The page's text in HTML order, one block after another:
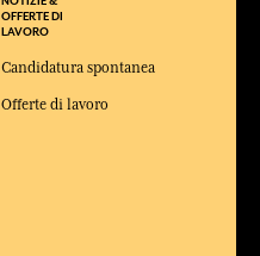
OFFERTE DI
LAVORO
Candidatura spontanea
Offerte di lavoro